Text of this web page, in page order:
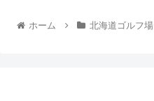
ホーム 北海道ゴルフ場